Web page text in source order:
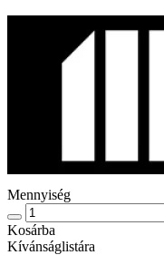
Mennyiség
Kosárba
Kívánságlistára